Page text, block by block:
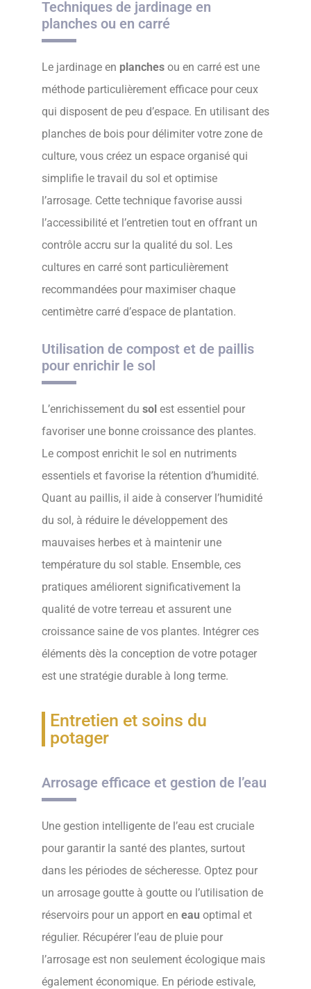
Techniques de jardinage en
planches ou en carré
Le jardinage en planches ou en carré est une
méthode particulièrement efficace pour ceux
qui disposent de peu d’espace. En utilisant des
planches de bois pour délimiter votre zone de
culture, vous créez un espace organisé qui
simplifie le travail du sol et optimise
l’arrosage. Cette technique favorise aussi
l’accessibilité et l’entretien tout en offrant un
contrôle accru sur la qualité du sol. Les
cultures en carré sont particulièrement
recommandées pour maximiser chaque
centimètre carré d’espace de plantation.
Utilisation de compost et de paillis
pour enrichir le sol
L’enrichissement du sol est essentiel pour
favoriser une bonne croissance des plantes.
Le compost enrichit le sol en nutriments
essentiels et favorise la rétention d’humidité.
Quant au paillis, il aide à conserver l’humidité
du sol, à réduire le développement des
mauvaises herbes et à maintenir une
température du sol stable. Ensemble, ces
pratiques améliorent significativement la
qualité de votre terreau et assurent une
croissance saine de vos plantes. Intégrer ces
éléments dès la conception de votre potager
est une stratégie durable à long terme.
Entretien et soins du
potager
Arrosage efficace et gestion de l’eau
Une gestion intelligente de l’eau est cruciale
pour garantir la santé des plantes, surtout
dans les périodes de sécheresse. Optez pour
un arrosage goutte à goutte ou l’utilisation de
réservoirs pour un apport en eau optimal et
régulier. Récupérer l’eau de pluie pour
l’arrosage est non seulement écologique mais
également économique. En période estivale,